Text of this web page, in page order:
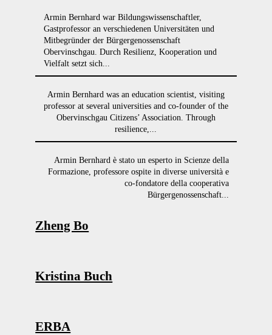
Armin Bernhard war Bildungswissenschaftler,
Gastprofessor an verschiedenen Universitäten und
Mitbegründer der Bürgergenossenschaft
Obervinschgau. Durch Resilienz, Kooperation und
Vielfalt setzt sich...
Armin Bernhard was an education scientist, visiting
professor at several universities and co-founder of the
Obervinschgau Citizens’ Association. Through
resilience,...
Armin Bernhard è stato un esperto in Scienze della
Formazione, professore ospite in diverse università e
co-fondatore della cooperativa
Bürgergenossenschaft...
Zheng Bo
Kristina Buch
ERBA